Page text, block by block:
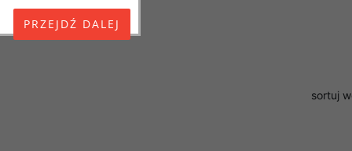
sortuj
2016/679 z dnia 27
i w sprawie
poinformować Cię o